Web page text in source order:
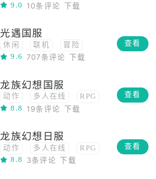
3D
社交 换装
9.0 10条评论 下载
光遇国服
休闲 联机
冒险
高自由度
高画质
治愈
独立
9.6 707条评论 下载
查看
龙族幻想国服
动作 多人在线
RPG
高画质
沙盒
多人
社交
MMORPG
8.8 19条评论 下载
查看
龙族幻想日服
动作 多人在线
RPG
角色扮演
高画质
8.8 3条评论 下载
查看